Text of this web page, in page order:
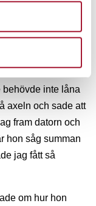
att starta nytt
av släktingar.
behövde inte låna
axeln och sade att
fram datorn och
hon såg summan
jag fått så
om hur hon